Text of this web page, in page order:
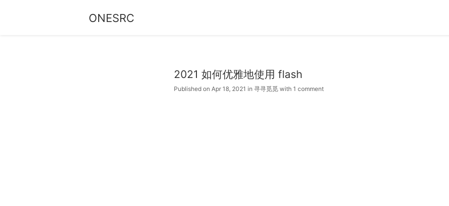
ONESRC
2021 如何优雅地使用 flash
Published on Apr 18, 2021 in 寻寻觅觅 with 1 comment